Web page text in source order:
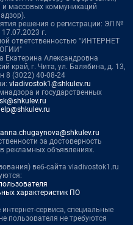
массовых коммуникаций
решения о регистрации: ЭЛ №
г.
ответственностью "ИНТЕРНЕТ
Екатерина Александровна
край, г. Чита, ул. Балябина, д. 13,
8 (3022) 40-08-24
vladivostok1@shkulev.ru
и государственных
anna.chugaynova@shkulev.ru
за достоверность
рекламных объявлениях.
веб-сайта vladivostok1.ru
характеристик ПО
сервиса, специальные
пользователя не требуются